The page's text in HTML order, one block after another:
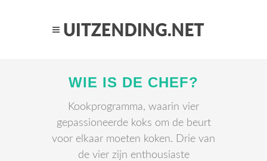
WIE IS DE CHEF?
Kookprogramma, waarin vier
gepassioneerde koks om de beurt
voor elkaar moeten koken. Drie van
de vier zijn enthousiaste